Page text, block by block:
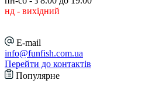
нд - вихідний
E-mail
info@funfish.com.ua
Перейти до контактів
Популярне